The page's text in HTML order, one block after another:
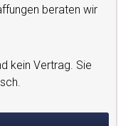
beraten wir
kein Vertrag. Sie